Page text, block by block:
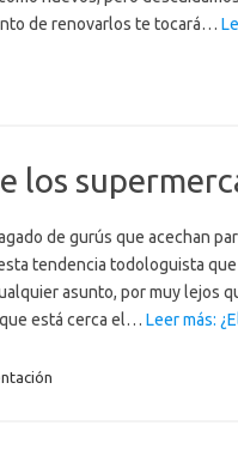
de renovarlos te tocará…
los
de gurús que acechan
tendencia todologuista
asunto, por muy lejos
está cerca el… Leer más: